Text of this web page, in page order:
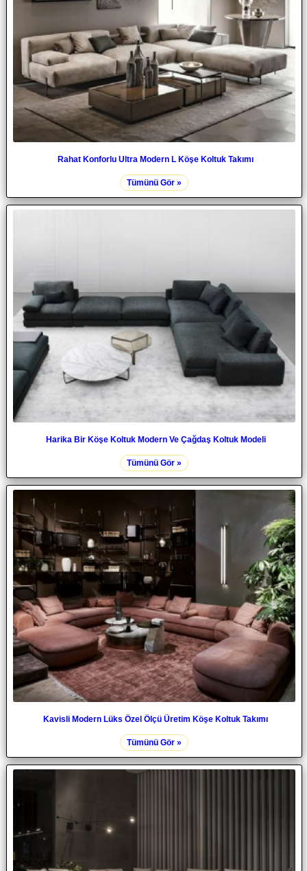
Rahat Konforlu Ultra Modern L Köşe Koltuk Takımı
Tümünü Gör »
Harika Bir Köşe Koltuk Modern Ve Çağdaş Koltuk Modeli
Tümünü Gör »
Kavisli Modern Lüks Özel Ölçü Üretim Köşe Koltuk Takımı
Tümünü Gör »